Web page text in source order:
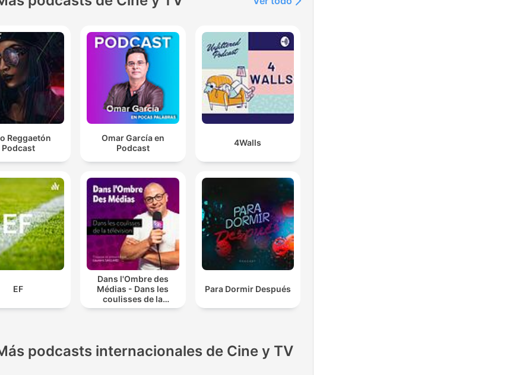
Reggaetón
Podcast
Omar García en
Podcast
4Walls
EF
Dans l'Ombre des
Médias - Dans les
coulisses de la
télévision
Para Dormir Después
podcasts internacionales de Cine y TV